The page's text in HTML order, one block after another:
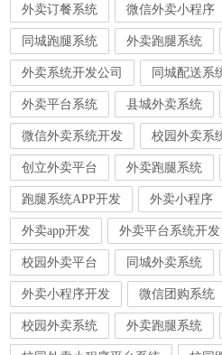
外卖订餐系统 微信外卖小程序
同城跑腿系统 外卖跑腿系统
外卖系统开发公司 同城配送系
外卖平台系统 县城外卖系统
微信外卖系统开发 校园外卖系
创立外卖平台 外卖跑腿系统
跑腿系统APP开发 外卖小程序
外卖app开发 外卖平台系统开发
校园外卖平台 同城外卖系统
外卖小程序开发 微信团购系统
校园外卖系统 外卖跑腿系统